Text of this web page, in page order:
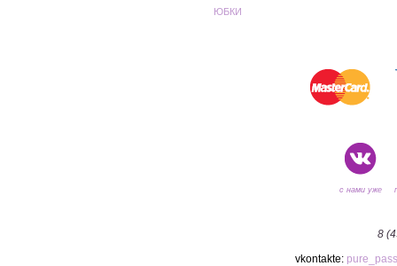
ЮБКИ
с нами уже
8
vkontakte: